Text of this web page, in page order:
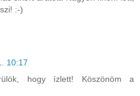
:-)
10:17
hogy ízlett! Köszönöm a